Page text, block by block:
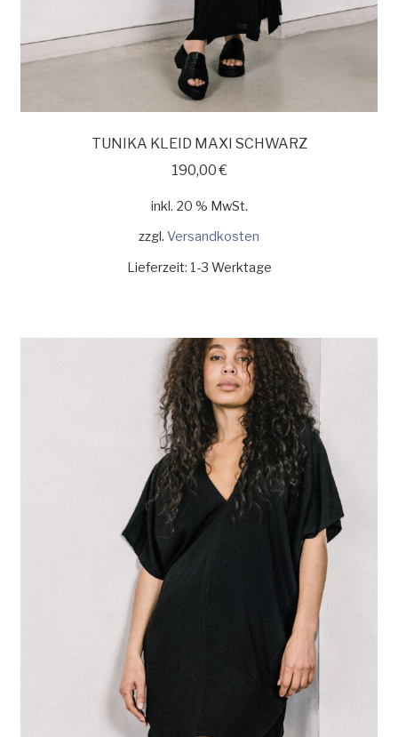
TUNIKA KLEID MAXI SCHWARZ
190,00€
inkl. 20 % MwSt.
zzgl. Versandkosten
Lieferzeit: 1-3 Werktage